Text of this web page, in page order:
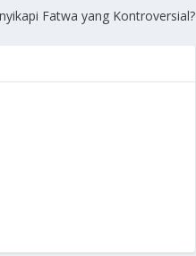
Fatwa yang Kontroversial?